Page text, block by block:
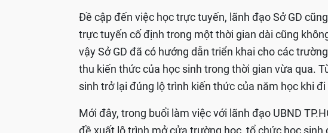
Đề cập đến việc học trực tuyến, lãnh đạo Sở GD
trực tuyến cố định trong một thời gian dài cũng
vậy Sở GD đã có hướng dẫn triển khai cho các
thu kiến thức của học sinh trong thời gian vừa qua.
sinh trở lại đúng lộ trình kiến thức của năm học khi đi
Mới đây, trong buổi làm việc với lãnh đạo UBND